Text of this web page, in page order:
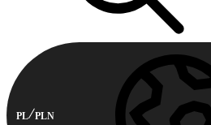
PL PLN